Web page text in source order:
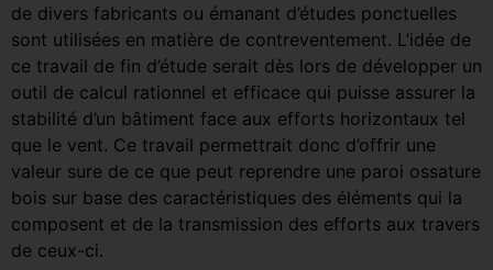
de divers fabricants ou émanant d’études ponctuelles
sont utilisées en matière de contreventement. L’idée de
ce travail de fin d’étude serait dès lors de développer un
outil de calcul rationnel et efficace qui puisse assurer la
stabilité d’un bâtiment face aux efforts horizontaux tel
que le vent. Ce travail permettrait donc d’offrir une
valeur sure de ce que peut reprendre une paroi ossature
bois sur base des caractéristiques des éléments qui la
composent et de la transmission des efforts aux travers
de ceux-ci.